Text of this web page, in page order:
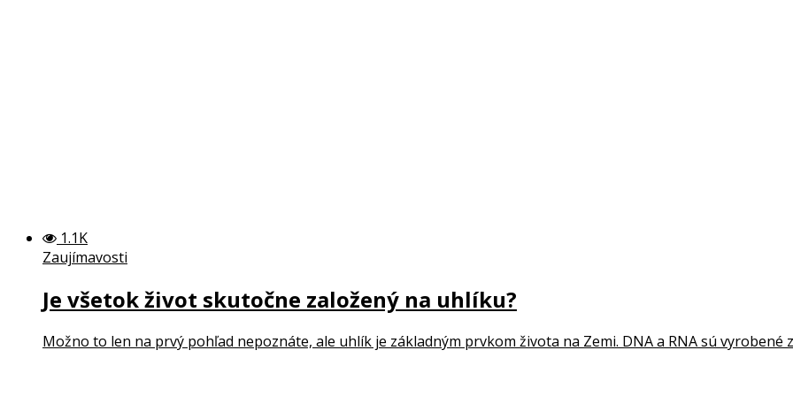
1.1K
Zaujímavosti
Je všetok život skutočne založený na uhlíku?
Možno to len na prvý pohľad nepoznáte, ale uhlík je základným prvkom života na Zemi. DNA a RNA sú vyrobené